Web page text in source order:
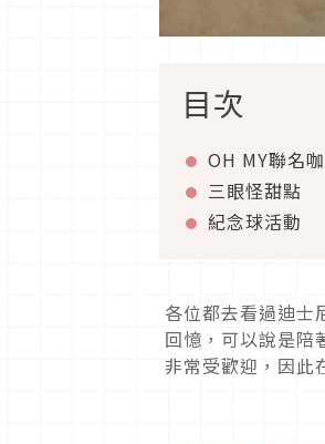
目次
OH MY聯名
三眼怪甜點
紀念球活動
各位都去看過迪士
回憶，可以說是陪
非常受歡迎，因此